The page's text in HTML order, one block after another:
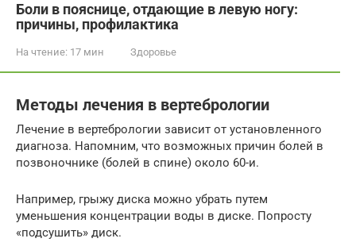
Боли в пояснице, отдающие в левую ногу:
причины, профилактика
На чтение: 17 мин Здоровье
Методы лечения в вертебрологии
Лечение в вертебрологии зависит от установленного
диагноза. Напомним, что возможных причин болей в
позвоночнике (болей в спине) около 60-и.
Например, грыжу диска можно убрать путем
уменьшения концентрации воды в диске. Попросту
«подсушить» диск.